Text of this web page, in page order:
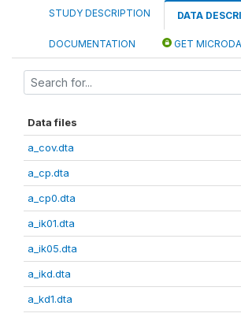
STUDY DESCRIPTION DATA
DOCUMENTATION GET
Data files
a_cov.dta
a_cp.dta
a_cp0.dta
a_ik01.dta
a_ik05.dta
a_ikd.dta
a_kd1.dta